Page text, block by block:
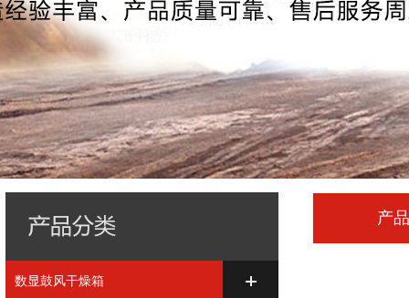
数显鼓风干燥箱
产